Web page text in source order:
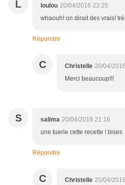
L loulou 20/04/2016 22:25
whaouh! on dirait des vrais!
Répondre
C Christelle 20/04/
Merci beaucoup!!!
S salima 20/04/2016 21:16
une tuerie cette recette ! bises
Répondre
C Christelle 20/04/